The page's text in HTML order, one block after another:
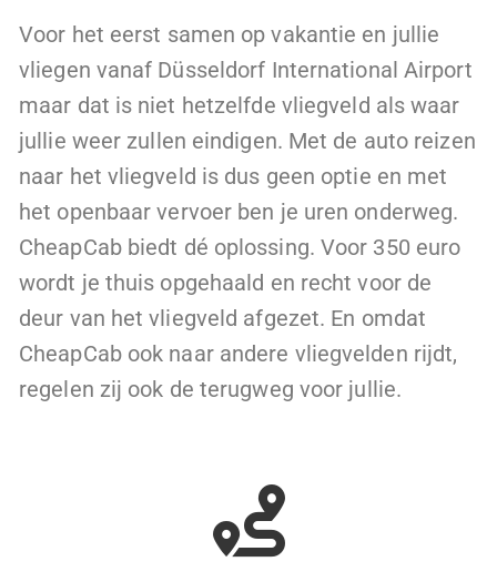
Voor het eerst samen op vakantie en jullie
vliegen vanaf Düsseldorf International Airport
maar dat is niet hetzelfde vliegveld als waar
jullie weer zullen eindigen. Met de auto reizen
naar het vliegveld is dus geen optie en met
het openbaar vervoer ben je uren onderweg.
CheapCab biedt dé oplossing. Voor 350 euro
wordt je thuis opgehaald en recht voor de
deur van het vliegveld afgezet. En omdat
CheapCab ook naar andere vliegvelden rijdt,
regelen zij ook de terugweg voor jullie.